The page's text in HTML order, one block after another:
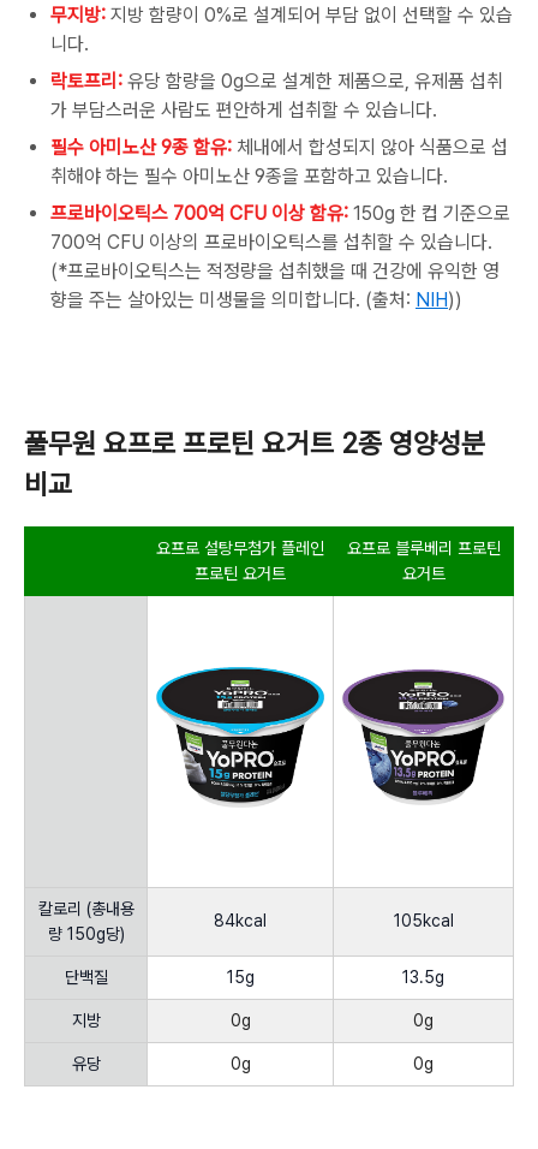
무지방: 지방 함량이 0%로 설계되어 부담 없이 선택할 수 있습
니다.
락토프리: 유당 함량을 0g으로 설계한 제품으로, 유제품 섭취
가 부담스러운 사람도 편안하게 섭취할 수 있습니다.
필수 아미노산 9종 함유: 체내에서 합성되지 않아 식품으로 섭
취해야 하는 필수 아미노산 9종을 포함하고 있습니다.
프로바이오틱스 700억 CFU 이상 함유: 150g 한 컵 기준으로
700억 CFU 이상의 프로바이오틱스를 섭취할 수 있습니다.
(*프로바이오틱스는 적정량을 섭취했을 때 건강에 유익한 영
향을 주는 살아있는 미생물을 의미합니다. (출처 : NIH))
풀무원 요프로 프로틴 요거트 2종 영양성분
비교
요프로 설탕무첨가 플레인
프로틴 요거트
요프로 블루베리 프로틴
요거트
칼로리 (총내용
량 150g당)
84kcal 105kcal
단백질 15g 13.5g
지방 0g 0g
유당 0g 0g